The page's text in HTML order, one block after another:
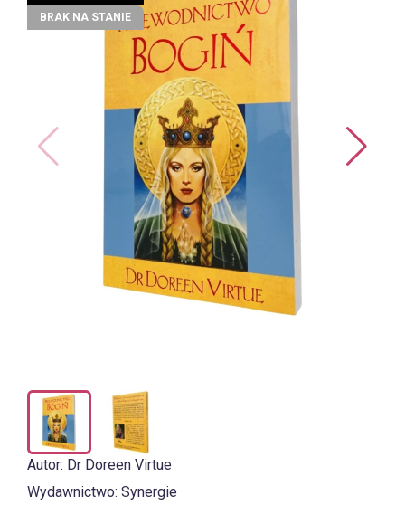
BRAK NA STANIE
Autor: Dr Doreen Virtue
Wydawnictwo: Synergie